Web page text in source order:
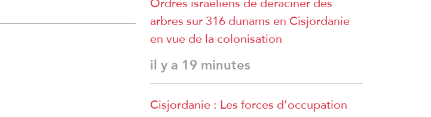
arbres sur 316 dunams en Cisjordanie
en vue de la colonisation
il y a 19 minutes
Cisjordanie : Les forces d’occupation